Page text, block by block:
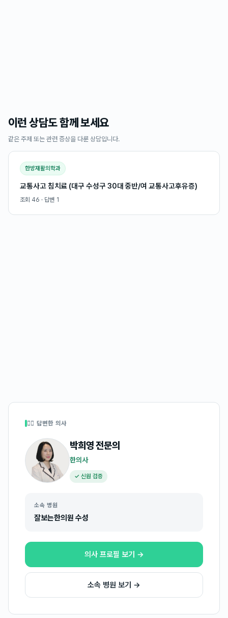
이런 상담도 함께 보세요
같은 주제 또는 관련 증상을 다룬 상담입니다.
한방재활의학과
교통사고 침치료 (대구 수성구 30대 중반/여 교통사고후유증)
조회 46 · 답변 1
👩‍⚕️ 답변한 의사
박희영전문의
한의사
✓ 신원 검증
소속 병원
잘보는한의원 수성
의사 프로필 보기 →
소속 병원 보기 →